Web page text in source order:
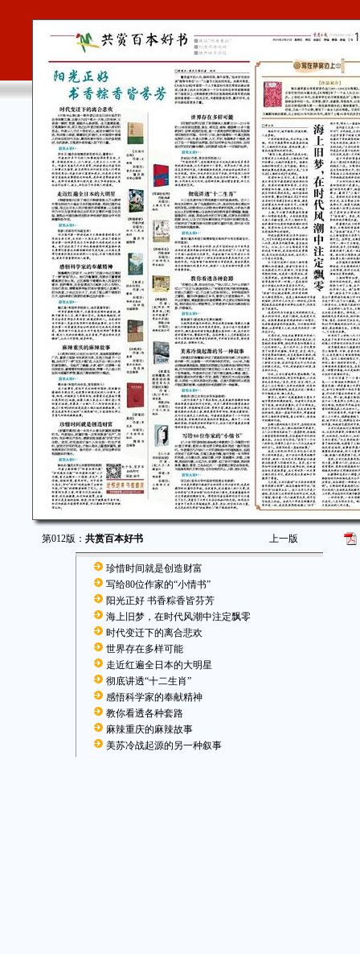
第012版： 共赏百本好书 上一版
珍惜时间就是创造财富
写给80位作家的“小情书”
阳光正好 书香粽香皆芬芳
海上旧梦，在时代风潮中注定飘零
时代变迁下的离合悲欢
世界存在多样可能
走近红遍全日本的大明星
彻底讲透“十二生肖”
感悟科学家的奉献精神
教你看透各种套路
麻辣重庆的麻辣故事
美苏冷战起源的另一种叙事